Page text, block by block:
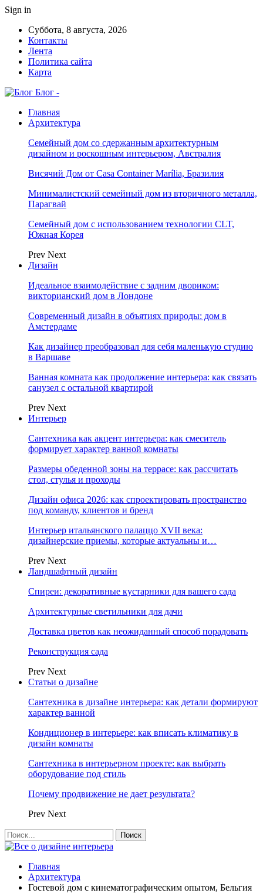
Sign in
Суббота, 8 августа, 2026
Контакты
Лента
Политика сайта
Карта
Блог -
Главная
Архитектура
Семейный дом со сдержанным архитектурным
дизайном и роскошным интерьером, Австралия
Висячий Дом от Casa Container Marília, Бразилия
Минималистский семейный дом из вторичного металла,
Парагвай
Семейный дом с использованием технологии CLT,
Южная Корея
Prev Next
Дизайн
Идеальное взаимодействие с задним двориком:
викторианский дом в Лондоне
Современный дизайн в объятиях природы: дом в
Амстердаме
Как дизайнер преобразовал для себя маленькую студию
в Варшаве
Ванная комната как продолжение интерьера: как связать
санузел с остальной квартирой
Prev Next
Интерьер
Сантехника как акцент интерьера: как смеситель
формирует характер ванной комнаты
Размеры обеденной зоны на террасе: как рассчитать
стол, стулья и проходы
Дизайн офиса 2026: как спроектировать пространство
под команду, клиентов и бренд
Интерьер итальянского палаццо XVII века:
дизайнерские приемы, которые актуальны и…
Prev Next
Ландшафтный дизайн
Спиреи: декоративные кустарники для вашего сада
Архитектурные светильники для дачи
Доставка цветов как неожиданный способ порадовать
Реконструкция сада
Prev Next
Статьи о дизайне
Сантехника в дизайне интерьера: как детали формируют
характер ванной
Кондиционер в интерьере: как вписать климатику в
дизайн комнаты
Сантехника в интерьерном проекте: как выбрать
оборудование под стиль
Почему продвижение не дает результата?
Prev Next
Главная
Архитектура
Гостевой дом с кинематографическим опытом, Бельгия